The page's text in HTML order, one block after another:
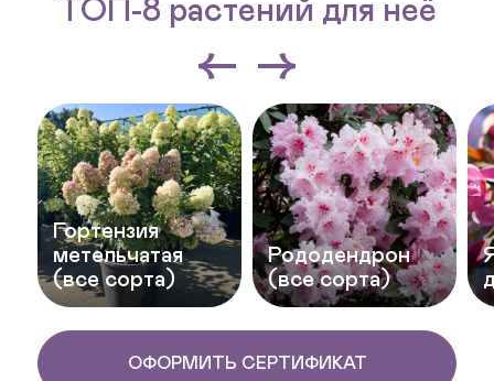
ТОП-8 растений для неё
Рододендрон
(все сорта)
Гортензия
метельчатая
(все сорта)
ОФОРМИТЬ СЕРТИФИКАТ